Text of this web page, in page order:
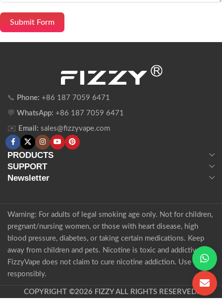
Submit Form
📞 Phone: +86 187 7059 6471
💬 WhatsApp: +86 187 7059 6471
✉️ Email: sales@fizzyvape.com
PRODUCTS
SUPPORT
Newsletter
Warning: For adults of legal smoking age only. Not for children,
pregnant/nursing women, or those with heart disease, high
blood pressure, diabetes, or taking certain medications. Keep
away from children and pets. Nicotine is toxic and addictive.
FizzyVape does not claim to cure nicotine addiction. Use
responsibly.
COPYRIGHT ©2026 FIZZY ALL RIGHTS RESERVED.